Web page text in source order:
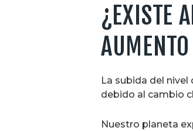
¿EXISTE
La subida del
debido al cambio
Nuestro planeta